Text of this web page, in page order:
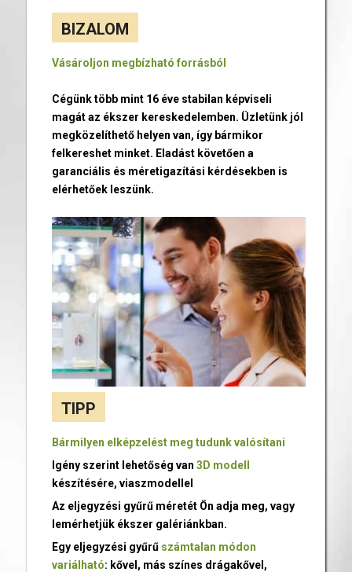
BIZALOM
Vásároljon megbízható forrásból
Cégünk több mint 16 éve stabilan képviseli
magát az ékszer kereskedelemben. Üzletünk jól
megközelíthető helyen van, így bármikor
felkereshet minket. Eladást követően a
garanciális és méretigazítási kérdésekben is
elérhetőek leszünk.
TIPP
Bármilyen elképzelést meg tudunk valósítani
Igény szerint lehetőség van 3D modell
készítésére, viaszmodellel
Az eljegyzési gyűrű méretét Ön adja meg, vagy
lemérhetjük ékszer galériánkban.
Egy eljegyzési gyűrű számtalan módon
variálható: kővel, más színes drágakővel,